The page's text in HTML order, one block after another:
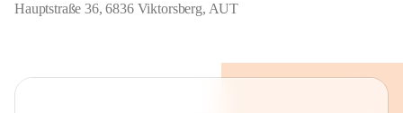
Hauptstraße 36, 6836 Viktorsberg, AUT